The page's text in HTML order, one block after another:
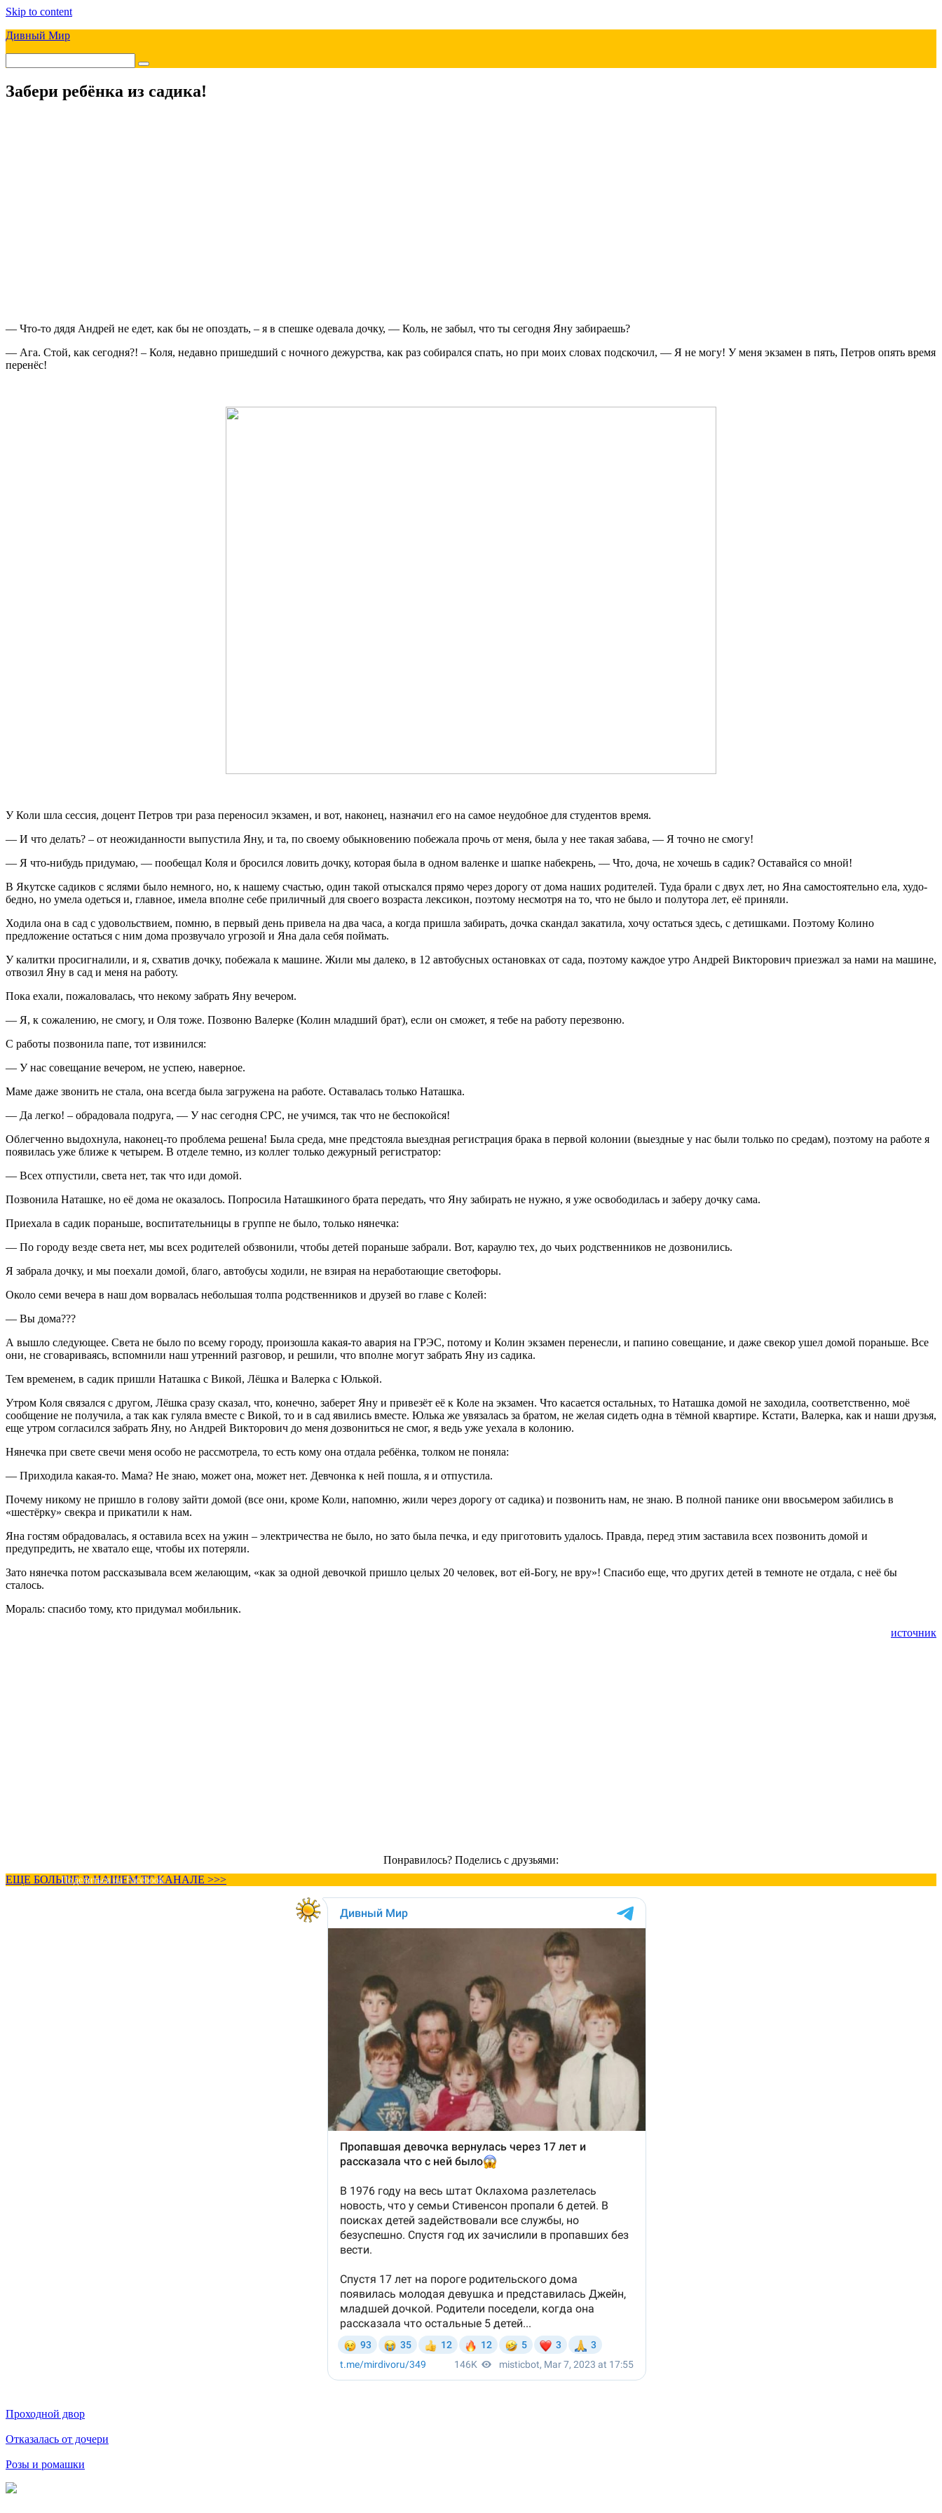
Skip to content
Дивный Мир
Забери ребёнка из садика!
— Что-то дядя Андрей не едет, как бы не опоздать, – я в спешке одевала дочку, — Коль, не забыл, что ты сегодня Яну забираешь?
— Ага. Стой, как сегодня?! – Коля, недавно пришедший с ночного дежурства, как раз собирался спать, но при моих словах подскочил, — Я не могу! У меня экзамен в пять, Петров опять время
перенёс!
У Коли шла сессия, доцент Петров три раза переносил экзамен, и вот, наконец, назначил его на самое неудобное для студентов время.
— И что делать? – от неожиданности выпустила Яну, и та, по своему обыкновению побежала прочь от меня, была у нее такая забава, — Я точно не смогу!
— Я что-нибудь придумаю, — пообещал Коля и бросился ловить дочку, которая была в одном валенке и шапке набекрень, — Что, доча, не хочешь в садик? Оставайся со мной!
В Якутске садиков с яслями было немного, но, к нашему счастью, один такой отыскался прямо через дорогу от дома наших родителей. Туда брали с двух лет, но Яна самостоятельно ела, худо-
бедно, но умела одеться и, главное, имела вполне себе приличный для своего возраста лексикон, поэтому несмотря на то, что не было и полутора лет, её приняли.
Ходила она в сад с удовольствием, помню, в первый день привела на два часа, а когда пришла забирать, дочка скандал закатила, хочу остаться здесь, с детишками. Поэтому Колино
предложение остаться с ним дома прозвучало угрозой и Яна дала себя поймать.
У калитки просигналили, и я, схватив дочку, побежала к машине. Жили мы далеко, в 12 автобусных остановках от сада, поэтому каждое утро Андрей Викторович приезжал за нами на машине,
отвозил Яну в сад и меня на работу.
Пока ехали, пожаловалась, что некому забрать Яну вечером.
— Я, к сожалению, не смогу, и Оля тоже. Позвоню Валерке (Колин младший брат), если он сможет, я тебе на работу перезвоню.
С работы позвонила папе, тот извинился:
— У нас совещание вечером, не успею, наверное.
Маме даже звонить не стала, она всегда была загружена на работе. Оставалась только Наташка.
— Да легко! – обрадовала подруга, — У нас сегодня СРС, не учимся, так что не беспокойся!
Облегченно выдохнула, наконец-то проблема решена! Была среда, мне предстояла выездная регистрация брака в первой колонии (выездные у нас были только по средам), поэтому на работе я
появилась уже ближе к четырем. В отделе темно, из коллег только дежурный регистратор:
— Всех отпустили, света нет, так что иди домой.
Позвонила Наташке, но её дома не оказалось. Попросила Наташкиного брата передать, что Яну забирать не нужно, я уже освободилась и заберу дочку сама.
Приехала в садик пораньше, воспитательницы в группе не было, только нянечка:
— По городу везде света нет, мы всех родителей обзвонили, чтобы детей пораньше забрали. Вот, караулю тех, до чьих родственников не дозвонились.
Я забрала дочку, и мы поехали домой, благо, автобусы ходили, не взирая на неработающие светофоры.
Около семи вечера в наш дом ворвалась небольшая толпа родственников и друзей во главе с Колей:
— Вы дома???
А вышло следующее. Света не было по всему городу, произошла какая-то авария на ГРЭС, потому и Колин экзамен перенесли, и папино совещание, и даже свекор ушел домой пораньше. Все
они, не сговариваясь, вспомнили наш утренний разговор, и решили, что вполне могут забрать Яну из садика.
Тем временем, в садик пришли Наташка с Викой, Лёшка и Валерка с Юлькой.
Утром Коля связался с другом, Лёшка сразу сказал, что, конечно, заберет Яну и привезёт её к Коле на экзамен. Что касается остальных, то Наташка домой не заходила, соответственно, моё
сообщение не получила, а так как гуляла вместе с Викой, то и в сад явились вместе. Юлька же увязалась за братом, не желая сидеть одна в тёмной квартире. Кстати, Валерка, как и наши друзья,
еще утром согласился забрать Яну, но Андрей Викторович до меня дозвониться не смог, я ведь уже уехала в колонию.
Нянечка при свете свечи меня особо не рассмотрела, то есть кому она отдала ребёнка, толком не поняла:
— Приходила какая-то. Мама? Не знаю, может она, может нет. Девчонка к ней пошла, я и отпустила.
Почему никому не пришло в голову зайти домой (все они, кроме Коли, напомню, жили через дорогу от садика) и позвонить нам, не знаю. В полной панике они ввосьмером забились в
«шестёрку» свекра и прикатили к нам.
Яна гостям обрадовалась, я оставила всех на ужин – электричества не было, но зато была печка, и еду приготовить удалось. Правда, перед этим заставила всех позвонить домой и
предупредить, не хватало еще, чтобы их потеряли.
Зато нянечка потом рассказывала всем желающим, «как за одной девочкой пришло целых 20 человек, вот ей-Богу, не вру»! Спасибо еще, что других детей в темноте не отдала, с неё бы
сталось.
Мораль: спасибо тому, кто придумал мобильник.
источник
Понравилось? Поделись с друзьями:
ЕЩЕ БОЛЬШЕ В НАШЕМ ТГ КАНАЛЕ >>>
Проходной двор
Отказалась от дочери
Розы и ромашки